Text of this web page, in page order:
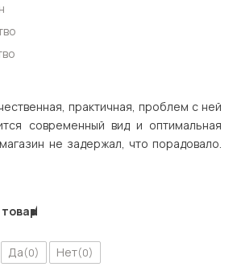
практичная, проблем с ней
современный вид и оптимальная
не задержал, что порадовало.
Да(0) Нет(0)